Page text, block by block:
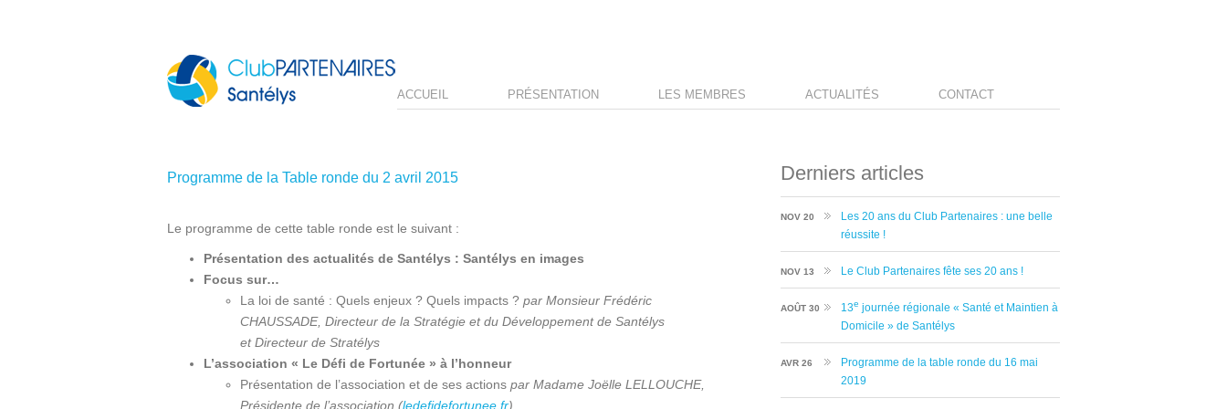
ACCUEIL PRÉSENTATION LES MEMBRES ACTUALITÉS CONTACT
Programme de la Table ronde du 2 avril 2015
Le programme de cette table ronde est le suivant :
Présentation des actualités de Santélys : Santélys en images
Focus sur…
La loi de santé : Quels enjeux ? Quels impacts ? par Monsieur Frédéric
CHAUSSADE, Directeur de la Stratégie et du Développement de Santélys
et Directeur de Stratélys
L’association « Le Défi de Fortunée » à l’honneur
Présentation de l’association et de ses actions par Madame Joëlle LELLOUCHE,
Présidente de l’association (ledefidefortunee.fr)
Derniers articles
NOV 20
Les 20 ans du Club Partenaires : une belle
réussite !
NOV 13 Le Club Partenaires fête ses 20 ans !
AOÛT 30 13e journée régionale « Santé et Maintien à
Domicile » de Santélys
AVR 26
Programme de la table ronde du 16 mai
2019